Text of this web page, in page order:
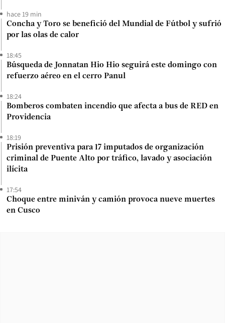
hace 19 min
Concha y Toro se benefició del Mundial de Fútbol y sufrió
por las olas de calor
18:45
Búsqueda de Jonnatan Hio Hio seguirá este domingo con
refuerzo aéreo en el cerro Panul
18:24
Bomberos combaten incendio que afecta a bus de RED en
Providencia
18:19
Prisión preventiva para 17 imputados de organización
criminal de Puente Alto por tráfico, lavado y asociación
ilícita
17:54
Choque entre miniván y camión provoca nueve muertes
en Cusco